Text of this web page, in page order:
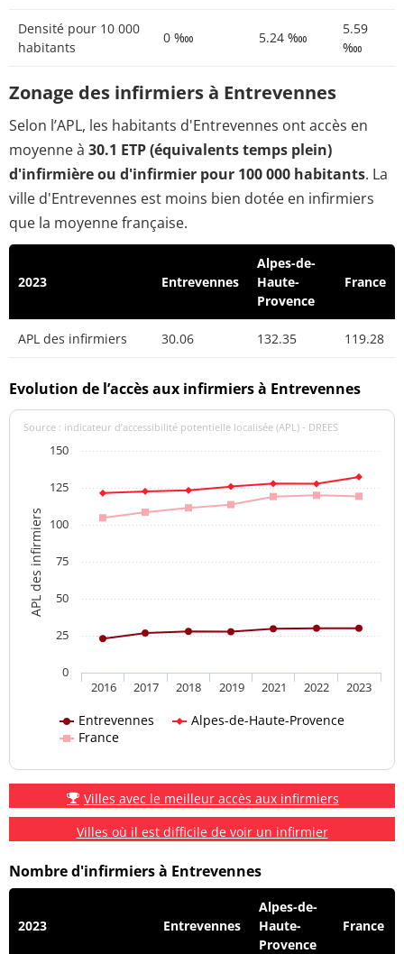
Densité pour 10 000
habitants
0 ‱ 5.24 ‱
5.59
‱
Zonage des infirmiers à Entrevennes
Selon l’APL, les habitants d'Entrevennes ont accès en
moyenne à 30.1 ETP (équivalents temps plein)
d'infirmière ou d'infirmier pour 100 000 habitants. La
ville d'Entrevennes est moins bien dotée en infirmiers
que la moyenne française.
2023 Entrevennes
Alpes-de-
Haute-
Provence
France
APL des infirmiers 30.06 132.35 119.28
Evolution de l’accès aux infirmiers à Entrevennes
APL des infirmiers
Source : indicateur d’accessibilité potentielle localisée (APL) - DREES
Entrevennes
Alpes-de-Haute-Provence
France
2016 2017 2018 2019 2021 2022 2023
0
25
50
75
100
125
150
Villes avec le meilleur accès aux infirmiers
Villes où il est difficile de voir un infirmier
Nombre d'infirmiers à Entrevennes
2023 Entrevennes
Alpes-de-
Haute-
Provence
France